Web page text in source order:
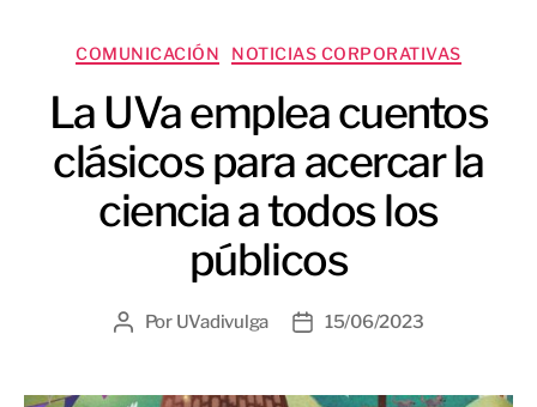
COMUNICACIÓN NOTICIAS CORPORATIVAS
La UVa emplea cuentos
clásicos para acercar la
ciencia a todos los
públicos
Por UVadivulga 15/06/2023